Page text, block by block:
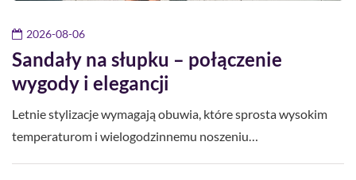
2026-08-06
Sandały na słupku – połączenie
wygody i elegancji
Letnie stylizacje wymagają obuwia, które sprosta wysokim
temperaturom i wielogodzinnemu noszeniu…